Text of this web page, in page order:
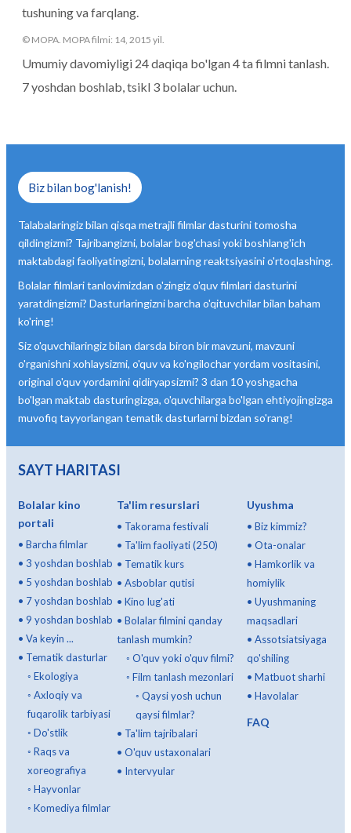
tushuning va farqlang.
© MOPA. MOPA filmi: 14, 2015 yil.
Umumiy davomiyligi 24 daqiqa bo'lgan 4 ta filmni tanlash.
7 yoshdan boshlab, tsikl 3 bolalar uchun.
Biz bilan bog'lanish!
Talabalaringiz bilan qisqa metrajli filmlar dasturini tomosha
qildingizmi? Tajribangizni, bolalar bog'chasi yoki boshlang'ich
maktabdagi faoliyatingizni, bolalarning reaktsiyasini o'rtoqlashing.
Bolalar filmlari tanlovimizdan o'zingiz o'quv filmlari dasturini
yaratdingizmi? Dasturlaringizni barcha o'qituvchilar bilan baham
ko'ring!
Siz o'quvchilaringiz bilan darsda biron bir mavzuni, mavzuni
o'rganishni xohlaysizmi, o'quv va ko'ngilochar yordam vositasini,
original o'quv yordamini qidiryapsizmi? 3 dan 10 yoshgacha
bo'lgan maktab dasturingizga, o'quvchilarga bo'lgan ehtiyojingizga
muvofiq tayyorlangan tematik dasturlarni bizdan so'rang!
SAYT HARITASI
Bolalar kino
portali
• Barcha filmlar
• 3 yoshdan boshlab
• 5 yoshdan boshlab
• 7 yoshdan boshlab
• 9 yoshdan boshlab
• Va keyin ...
• Tematik dasturlar
◦ Ekologiya
◦ Axloqiy va
fuqarolik tarbiyasi
◦ Do'stlik
◦ Raqs va
xoreografiya
◦ Hayvonlar
◦ Komediya filmlar
Ta'lim resurslari
• Takorama festivali
• Ta'lim faoliyati (250)
• Tematik kurs
• Asboblar qutisi
• Kino lug'ati
• Bolalar filmini qanday
tanlash mumkin?
◦ O'quv yoki o'quv filmi?
◦ Film tanlash mezonlari
◦ Qaysi yosh uchun
qaysi filmlar?
• Ta'lim tajribalari
• O'quv ustaxonalari
• Intervyular
Uyushma
•Biz kimmiz?
•Ota-onalar
•Hamkorlik va
homiylik
•Uyushmaning
maqsadlari
•Assotsiatsiyaga
qo'shiling
•Matbuot sharhi
•Havolalar
FAQ